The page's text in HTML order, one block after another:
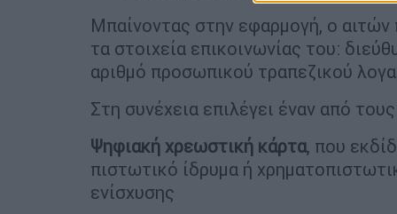
Μπαίνοντας στην εφαρμογή, ο αιτών
τα στοιχεία επικοινωνίας του:
αριθμό προσωπικού τραπεζικού
Στη συνέχεια επιλέγει έναν από
Ψηφιακή χρεωστική κάρτα, που
πιστωτικό ίδρυμα ή
ενίσχυσης